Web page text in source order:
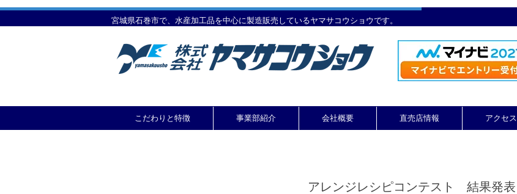
宮城県石巻市で、水産加工品を中心に製造販売しているヤマサコウショウです。
こだわりと特徴 事業部紹介 会社概要 直売店情報 アクセス
​アレンジレシピコンテスト 結果発表